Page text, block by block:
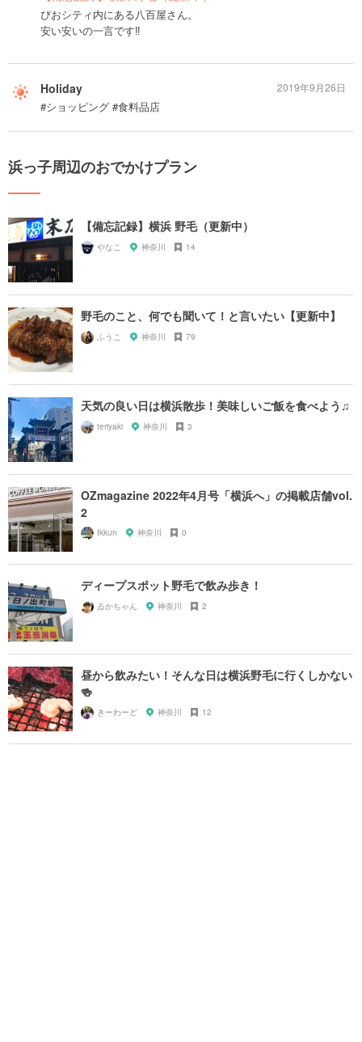
ぴおシティ内にある八百屋さん。
安い安いの一言です‼︎
Holiday
#ショッピング #食料品店
2019年9月26日
浜っ子周辺のおでかけプラン
【備忘記録】横浜 野毛（更新中）
やなこ 神奈川 14
野毛のこと、何でも聞いて！と言いたい【更新中】
ふうこ 神奈川 79
天気の良い日は横浜散歩！美味しいご飯を食べよう♫
teriyaki 神奈川 3
OZmagazine 2022年4月号「横浜へ」の掲載店舗vol.
2
Ikkun 神奈川 0
ディープスポット野毛で飲み歩き！
ゐかちゃん 神奈川 2
昼から飲みたい！そんな日は横浜野毛に行くしかない
🍻
きーわーど 神奈川 12